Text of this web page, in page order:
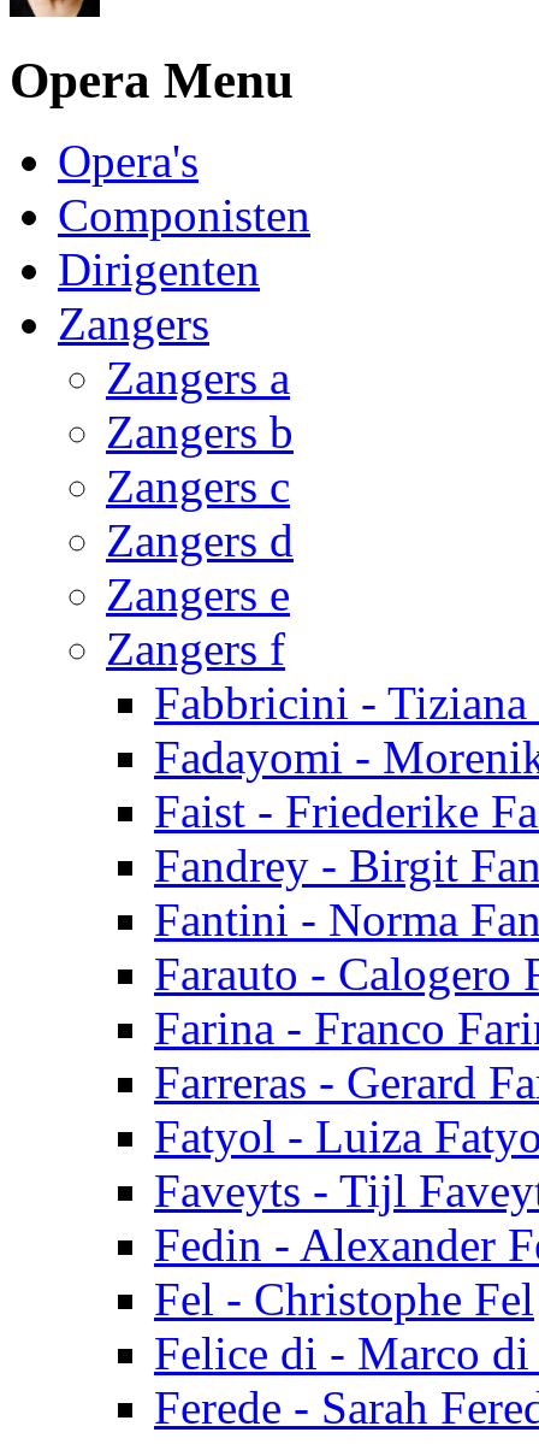
Opera Menu
Opera's
Componisten
Dirigenten
Zangers
Zangers a
Zangers b
Zangers c
Zangers d
Zangers e
Zangers f
Fabbricini -
Fadayomi -
Faist - Friederike
Fandrey - Birgit
Fantini - Norma
Farauto - Calogero
Farina - Franco
Farreras - Gerard
Fatyol - Luiza
Faveyts - Tijl
Fedin - Alexander
Fel - Christophe Fel
Felice di - Marco di
Ferede - Sarah